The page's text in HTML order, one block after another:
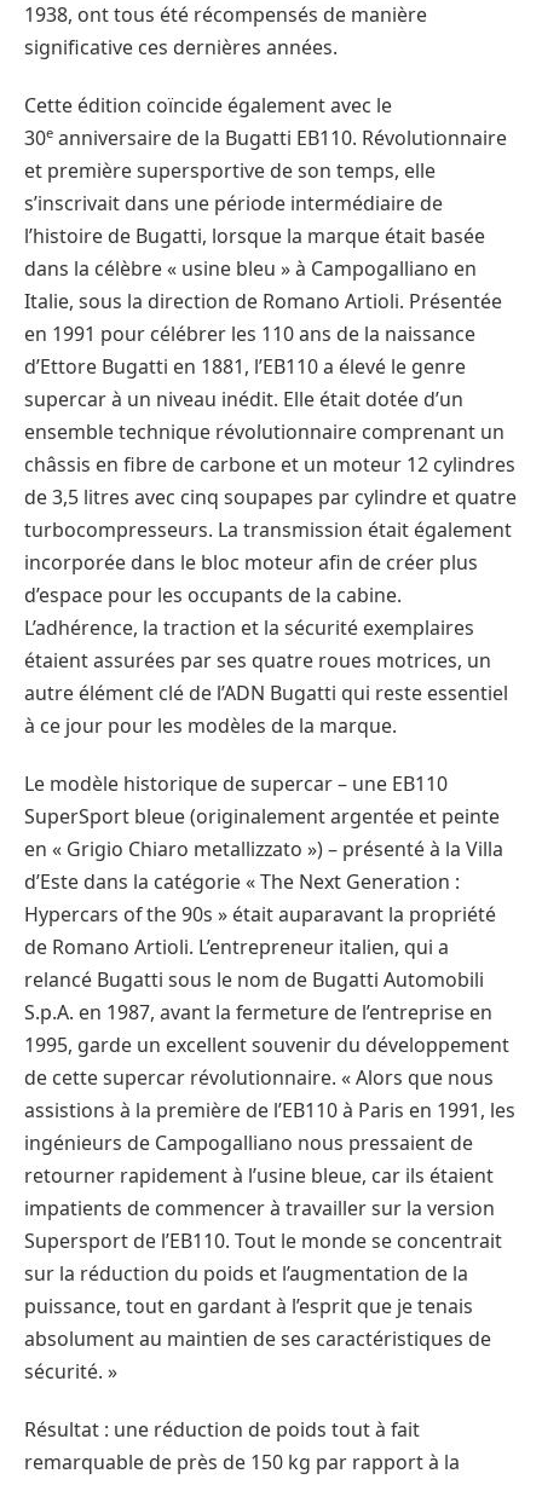
1938, ont tous été récompensés de manière
significative ces dernières années.
Cette édition coïncide également avec le
30e anniversaire de la Bugatti EB110. Révolutionnaire
et première supersportive de son temps, elle
s’inscrivait dans une période intermédiaire de
l’histoire de Bugatti, lorsque la marque était basée
dans la célèbre « usine bleu » à Campogalliano en
Italie, sous la direction de Romano Artioli. Présentée
en 1991 pour célébrer les 110 ans de la naissance
d’Ettore Bugatti en 1881, l’EB110 a élevé le genre
supercar à un niveau inédit. Elle était dotée d’un
ensemble technique révolutionnaire comprenant un
châssis en fibre de carbone et un moteur 12 cylindres
de 3,5 litres avec cinq soupapes par cylindre et quatre
turbocompresseurs. La transmission était également
incorporée dans le bloc moteur afin de créer plus
d’espace pour les occupants de la cabine.
L’adhérence, la traction et la sécurité exemplaires
étaient assurées par ses quatre roues motrices, un
autre élément clé de l’ADN Bugatti qui reste essentiel
à ce jour pour les modèles de la marque.
Le modèle historique de supercar – une EB110
SuperSport bleue (originalement argentée et peinte
en « Grigio Chiaro metallizzato ») – présenté à la Villa
d’Este dans la catégorie « The Next Generation :
Hypercars of the 90s » était auparavant la propriété
de Romano Artioli. L’entrepreneur italien, qui a
relancé Bugatti sous le nom de Bugatti Automobili
S.p.A. en 1987, avant la fermeture de l’entreprise en
1995, garde un excellent souvenir du développement
de cette supercar révolutionnaire. « Alors que nous
assistions à la première de l’EB110 à Paris en 1991, les
ingénieurs de Campogalliano nous pressaient de
retourner rapidement à l’usine bleue, car ils étaient
impatients de commencer à travailler sur la version
Supersport de l’EB110. Tout le monde se concentrait
sur la réduction du poids et l’augmentation de la
puissance, tout en gardant à l’esprit que je tenais
absolument au maintien de ses caractéristiques de
sécurité. »
Résultat : une réduction de poids tout à fait
remarquable de près de 150 kg par rapport à la